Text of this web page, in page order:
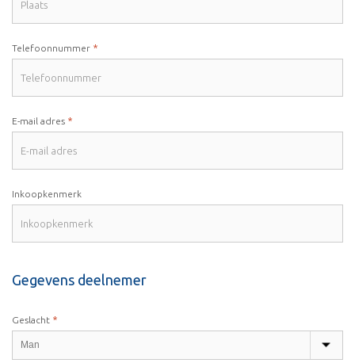
Telefoonnummer *
E-mail adres *
Inkoopkenmerk
Gegevens deelnemer
Geslacht *